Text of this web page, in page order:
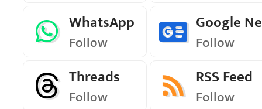
WhatsApp
Follow
Google
Follow
Threads
Follow
RSS Feed
Follow